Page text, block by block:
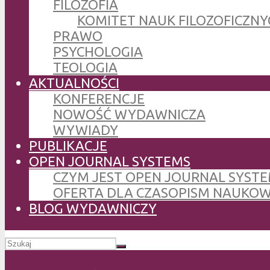
FILOZOFIA
KOMITET NAUK
PRAWO
PSYCHOLOGIA
TEOLOGIA
AKTUALNOŚCI
KONFERENCJE
NOWOŚĆ WYDAWNICZA
WYWIADY
PUBLIKACJE
OPEN JOURNAL SYSTEMS
CZYM JEST OPEN JOURNAL
OFERTA DLA CZASOPISM
BLOG WYDAWNICZY